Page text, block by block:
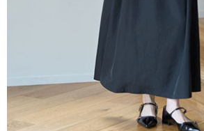
１．透過由恩沛科技股份有限公司提供之「AFTEE
易，需依本服務之必要範圍內提供個人資料，並將
權轉讓予恩沛科技股份有限公司。
２．關於個人資料處理事宜，請瀏覽以下網址：
https://aftee.tw/terms/#terms3
３．未成年的使用者請事先徵得法定代理人或監護
「AFTEE先享後付」，若未經同意申辦者引起之損
任。
４．使用「AFTEE先享後付」時，將依據個別帳號
每筆NT$60，滿NT$888(含以上)免運費
每筆NT$60，滿NT$888(含以上)免運費
宅配
每筆NT$90，滿NT$888(含以上)免運費